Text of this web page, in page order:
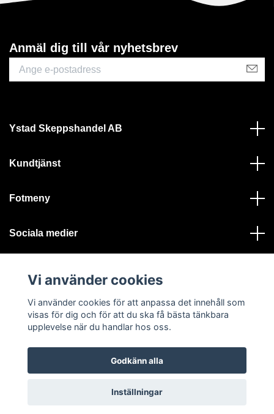
Anmäl dig till vår nyhetsbrev
Ystad Skeppshandel AB
Kundtjänst
Fotmeny
Sociala medier
© 2026 Ystad Skeppshandel - Alla rättigheter reserverade
Vi använder cookies
Vi använder cookies för att anpassa det innehåll som
visas för dig och för att du ska få bästa tänkbara
upplevelse när du handlar hos oss.
Godkänn alla
Inställningar